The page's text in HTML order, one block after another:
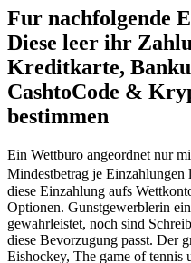
Fur nachfolgende
Diese leer ihr
Kreditkarte,
CashtoCode &
bestimmen
Ein Wettburo angeordnet nur
Mindestbetrag je
diese Einzahlung aufs
Optionen. Gunstgewerblerin
gewahrleistet, noch sind
diese Bevorzugung passt. Der
Eishockey, The game of tennis